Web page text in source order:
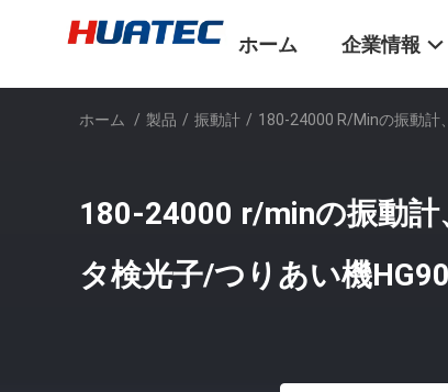
ホーム 企業情報
ホーム / 製品 / 振動計 / 180-24000 R/minの振動計
180-24000 r/minの振動
タ検光子/つりあい機